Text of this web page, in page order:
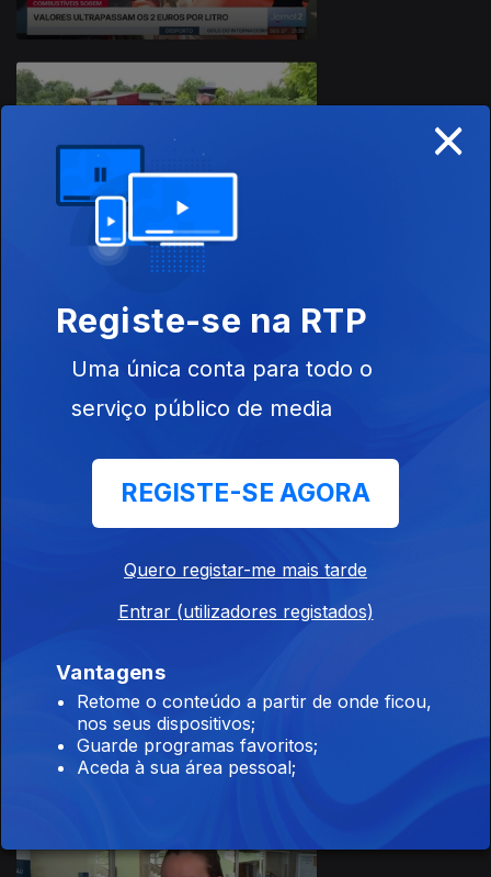
25 jul. 2026
24 jul. 2026
×
Registe-se na RTP
Uma única conta para todo o
serviço público de media
REGISTE-SE AGORA
Quero registar-me mais tarde
Entrar (utilizadores registados)
Vantagens
Retome o conteúdo a partir de onde ficou,
nos seus dispositivos;
Guarde programas favoritos;
Aceda à sua área pessoal;